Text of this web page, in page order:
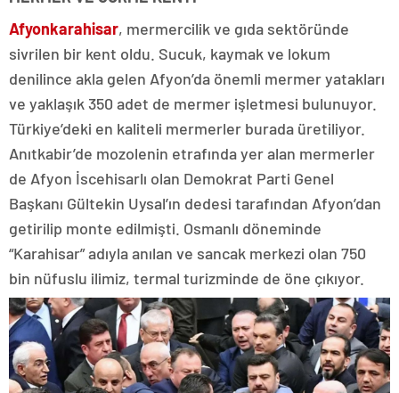
Afyonkarahisar, mermercilik ve gıda sektöründe
sivrilen bir kent oldu. Sucuk, kaymak ve lokum
denilince akla gelen Afyon’da önemli mermer yatakları
ve yaklaşık 350 adet de mermer işletmesi bulunuyor.
Türkiye’deki en kaliteli mermerler burada üretiliyor.
Anıtkabir’de mozolenin etrafında yer alan mermerler
de Afyon İscehisarlı olan Demokrat Parti Genel
Başkanı Gültekin Uysal’ın dedesi tarafından Afyon’dan
getirilip monte edilmişti. Osmanlı döneminde
“Karahisar” adıyla anılan ve sancak merkezi olan 750
bin nüfuslu ilimiz, termal turizminde de öne çıkıyor.